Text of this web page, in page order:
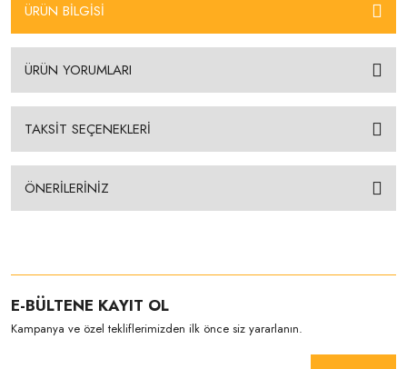
ÜRÜN BİLGİSİ
ÜRÜN YORUMLARI
TAKSİT SEÇENEKLERİ
ÖNERİLERİNİZ
E-BÜLTENE KAYIT OL
Kampanya ve özel tekliflerimizden ilk önce siz yararlanın.